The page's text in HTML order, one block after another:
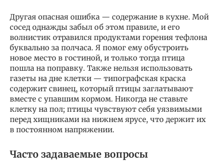
Другая опасная ошибка — содержание в кухне. Мой
сосед однажды забыл об этом правиле, и его
волнистик отравился продуктами горения тефлона
буквально за полчаса. Я помог ему обустроить
новое место в гостиной, и только тогда птица
пошла на поправку. Также нельзя использовать
газеты на дне клетки — типографская краска
содержит свинец, который птицы заглатывают
вместе с упавшим кормом. Никогда не ставьте
клетку на пол; птицы чувствуют себя уязвимыми
перед хищниками на нижнем ярусе, что держит их
в постоянном напряжении.
Часто задаваемые вопросы